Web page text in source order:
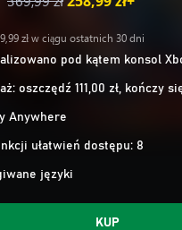
zł w ciągu ostatnich 30 dni
pod kątem konsol
oszczędź 111,00 zł, kończy
Anywhere
ułatwień dostępu: 8
języki
KUP